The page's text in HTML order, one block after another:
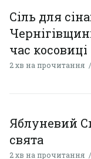
Сіль для
час косовиці
2 хв на прочитання
Яблуневий
свята
2 хв на прочитання